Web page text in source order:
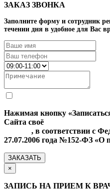
ЗАКАЗ ЗВОНКА
Заполните форму и сотрудник
течении дня в удобное для Вас
Нажимая кнопку
Сайта своё
, в соответствии с
27.07.2006 года №152-ФЗ «О
ЗАКАЗАТЬ
×
ЗАПИСЬ НА ПРИЕМ К